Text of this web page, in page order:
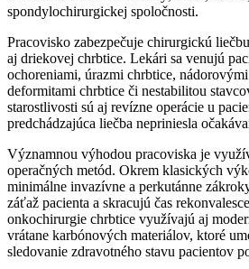
spondylochirurgickej spoločnosti.
Pracovisko zabezpečuje chirurgickú
aj driekovej chrbtice. Lekári sa venujú
ochoreniami, úrazmi chrbtice,
deformitami chrbtice či nestabilitou
starostlivosti sú aj revízne operácie u
predchádzajúca liečba nepriniesla
Významnou výhodou pracoviska je
operačných metód. Okrem klasických
minimálne invazívne a perkutánne
záťaž pacienta a skracujú čas
onkochirurgie chrbtice využívajú aj
vrátane karbónových materiálov, ktoré
sledovanie zdravotného stavu pacientov